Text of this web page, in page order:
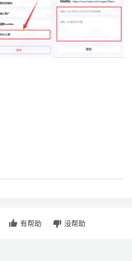
有帮助 没帮助